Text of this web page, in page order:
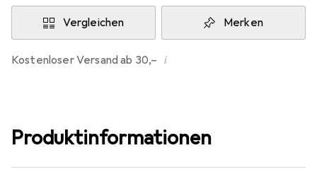
Vergleichen Merken
Kostenloser Versand ab 30,– i
Produktinformationen